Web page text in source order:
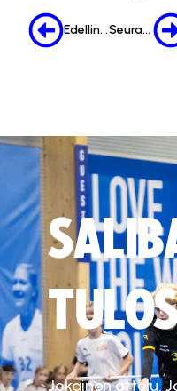
Edellinen Seuraava
Jokainen ottelu.